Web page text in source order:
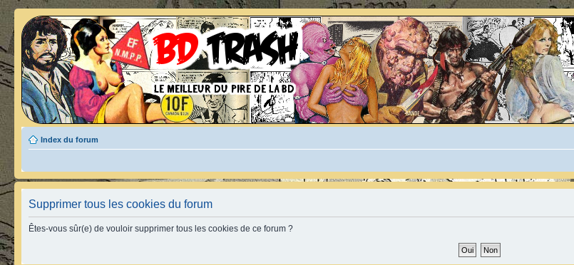
Index du forum
Supprimer tous les cookies du forum
Êtes-vous sûr(e) de vouloir supprimer tous les cookies de ce forum ?